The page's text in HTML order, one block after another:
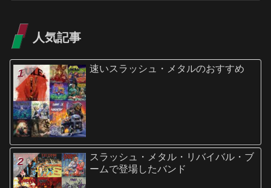
人気記事
速いスラッシュ・メタルのおすすめ
スラッシュ・メタル・リバイバル・ブ
ームで登場したバンド